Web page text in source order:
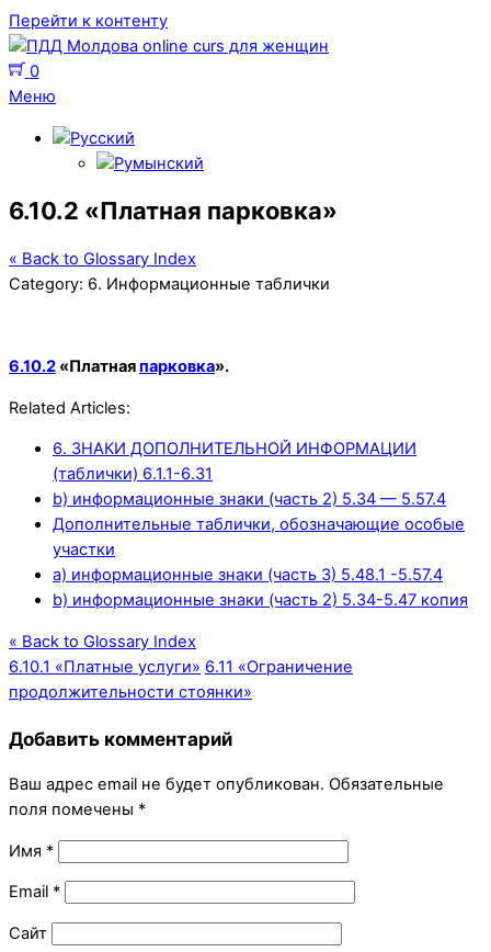
Перейти к контенту
0
Меню
6.10.2 «Платная парковка»
« Back to Glossary Index
Category: 6. Информационные таблички
6.10.2 «Платнаяпарковка».
Related Articles:
6. ЗНАКИ ДОПОЛНИТЕЛЬНОЙ ИНФОРМАЦИИ
(таблички) 6.1.1-6.31
b) информационные знаки (часть 2) 5.34 — 5.57.4
Дополнительные таблички, обозначающие особые
участки
a) информационные знаки (часть 3) 5.48.1 -5.57.4
b) информационные знаки (часть 2) 5.34-5.47 копия
« Back to Glossary Index
6.10.1 «Платные услуги» 6.11 «Ограничение
продолжительности стоянки»
Добавить комментарий
Ваш адрес email не будет опубликован. Обязательные
поля помечены *
Имя *
Email *
Сайт